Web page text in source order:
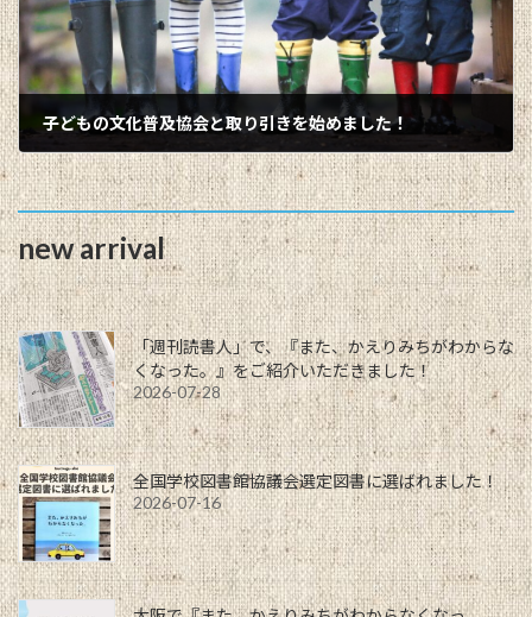
子どもの文化普及協会と取り引きを始めました！
2024-02-01
new arrival
「週刊読書人」で、『また、かえりみちがわからな
くなった。』をご紹介いただきました！
2026-07-28
全国学校図書館協議会選定図書に選ばれました！
2026-07-16